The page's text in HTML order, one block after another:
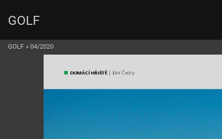
DOMÁCÍ HŘIŠTĚ | Jižní Čechy
GOLF
GOLF » 04/2020